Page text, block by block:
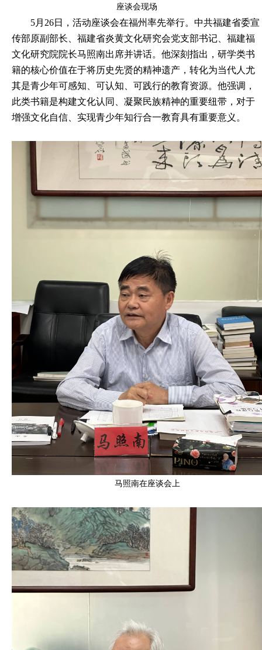
座谈会现场
5月26日，活动座谈会在福州率先举行。中共福建省委宣
传部原副部长、福建省炎黄文化研究会党支部书记、福建福
文化研究院院长马照南出席并讲话。他深刻指出，研学类书
籍的核心价值在于将历史先贤的精神遗产，转化为当代人尤
其是青少年可感知、可认知、可践行的教育资源。他强调，
此类书籍是构建文化认同、凝聚民族精神的重要纽带，对于
增强文化自信、实现青少年知行合一教育具有重要意义。
马照南在座谈会上